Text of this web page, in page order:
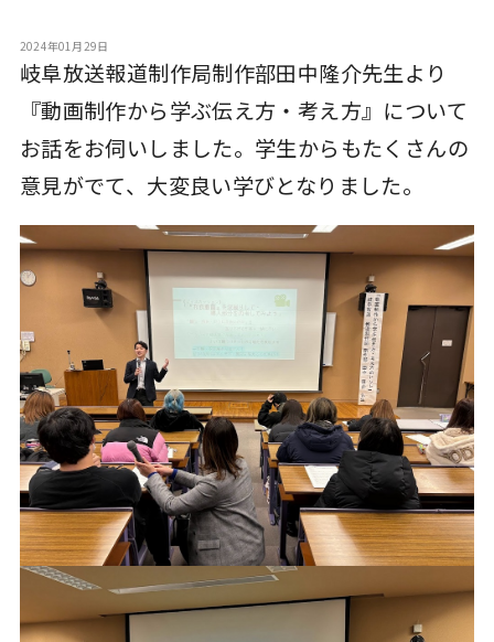
2024年01月29日
岐阜放送報道制作局制作部田中隆介先生より
『動画制作から学ぶ伝え方・考え方』について
お話をお伺いしました。学生からもたくさんの
意見がでて、大変良い学びとなりました。